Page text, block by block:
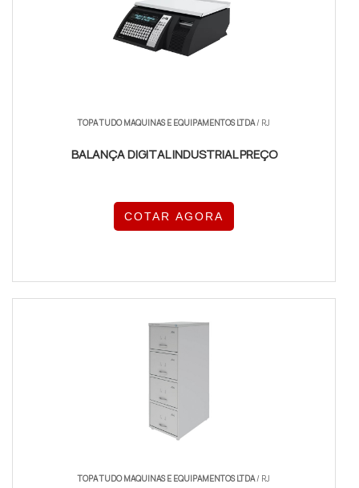
TOPA TUDO MAQUINAS E EQUIPAMENTOS LTDA/ RJ
BALANÇA DIGITAL INDUSTRIAL PREÇO
COTAR AGORA
TOPA TUDO MAQUINAS E EQUIPAMENTOS LTDA/ RJ